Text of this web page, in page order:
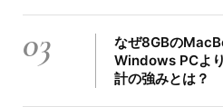
03
なぜ8GBの
Windows PCよ
計の強みとは？